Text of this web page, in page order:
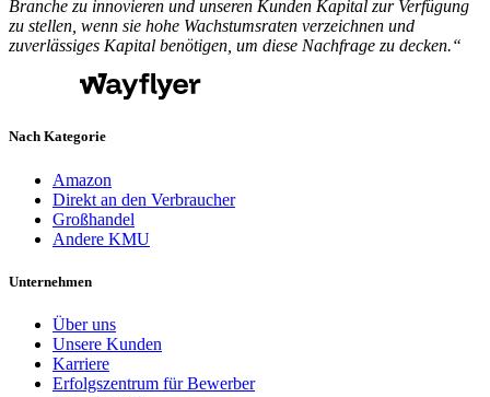
Branche zu innovieren und unseren Kunden Kapital zur Verfügung
zu stellen, wenn sie hohe Wachstumsraten verzeichnen und
zuverlässiges Kapital benötigen, um diese Nachfrage zu decken.“
Nach Kategorie
Amazon
Direkt an den Verbraucher
Großhandel
Andere KMU
Unternehmen
Über uns
Unsere Kunden
Karriere
Erfolgszentrum für Bewerber